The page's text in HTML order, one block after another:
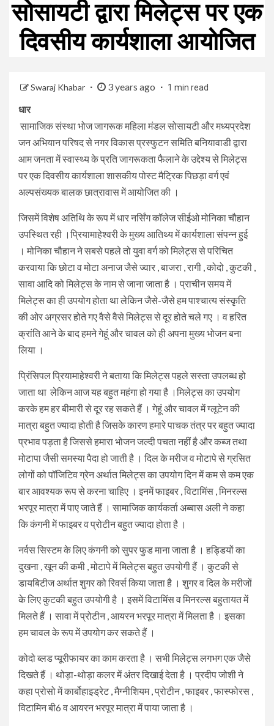
सोसायटी द्वारा मिलेट्स पर एक
दिवसीय कार्यशाला आयोजित
Swaraj Khabar 3 years ago 1 min read
धार
सामाजिक संस्था भोज जागरूक महिला मंडल सोसायटी और मध्यप्रदेश
जन अभियान परिषद से नगर विकास प्रस्फुटन समिति बनियावाडी द्वारा
आम जनता में स्वास्थ्य के प्रति जागरूकता फैलाने के उद्देश्य से मिलेट्स
पर एक दिवसीय कार्यशाला शासकीय पोस्ट मैट्रिक पिछड़ा वर्ग एवं
अल्पसंख्यक बालक छात्रावास में आयोजित की ।
जिसमें विशेष अतिथि के रूप में धार नर्सिंग कॉलेज सीईओ मोनिका चौहान
उपस्थित रही ।प्रियामाहेश्वरी के मुख्य आतिथ्य में कार्यशाला संपन्न हुई
। मोनिका चौहान ने सबसे पहले तो युवा वर्ग को मिलेट्स से परिचित
करवाया कि छोटा व मोटा अनाज जैसे ज्वार , बाजरा , रागी , कोदो , कुटकी ,
सावा आदि को मिलेट्स के नाम से जाना जाता है । प्राचीन समय में
मिलेट्स का ही उपयोग होता था लेकिन जैसे-जैसे हम पाश्चात्य संस्कृति
की ओर अग्रसर होते गए वैसे वैसे मिलेट्स से दूर होते चले गए । व हरित
क्रांति आने के बाद हमने गेहूं और चावल को ही अपना मुख्य भोजन बना
लिया ।
प्रिंसिपल प्रियामाहेश्वरी ने बताया कि मिलेट्स पहले सस्ता उपलब्ध हो
जाता था लेकिन आज यह बहुत महंगा हो गया है ।मिलेट्स का उपयोग
करके हम हर बीमारी से दूर रह सकते हैं । गेहूं और चावल में ग्लूटेन की
मात्रा बहुत ज्यादा होती है जिसके कारण हमारे पाचक तंत्र पर बहुत ज्यादा
प्रभाव पड़ता है जिससे हमारा भोजन जल्दी पचता नहीं है और कब्ज तथा
मोटापा जैसी समस्या पैदा हो जाती है । दिल के मरीज व मोटापे से ग्रसित
लोगों को पॉजिटिव ग्रेन अर्थात मिलेट्स का उपयोग दिन में कम से कम एक
बार आवश्यक रूप से करना चाहिए । इनमें फाइबर , विटामिंस , मिनरल्स
भरपूर मात्रा में पाए जाते हैं । सामाजिक कार्यकर्ता अब्बास अली ने कहा
कि कंगनी में फाइबर व प्रोटीन बहुत ज्यादा होता है ।
नर्वस सिस्टम के लिए कंगनी को सुपर फुड माना जाता है । हड्डियों का
दुखना , खून की कमी , मोटापे में मिलेट्स बहुत उपयोगी हैं । कुटकी से
डायबिटीज अर्थात शुगर को रिवर्स किया जाता है । शुगर व दिल के मरीजों
के लिए कुटकी बहुत उपयोगी है । इसमें विटामिंस व मिनरल्स बहुतायत में
मिलते हैं । सावा में प्रोटीन , आयरन भरपूर मात्रा में मिलता है । इसका
हम चावल के रूप में उपयोग कर सकते हैं ।
कोदो ब्लड प्यूरीफायर का काम करता है । सभी मिलेट्स लगभग एक जैसे
दिखते हैं । थोड़ा-थोड़ा कलर में अंतर दिखाई देता है । प्रदीप जोशी ने
कहा प्रोसो में कार्बोहाइड्रेट , मैग्नीशियम , प्रोटीन , फाइबर , फास्फोरस ,
विटामिन बी6 व आयरन भरपूर मात्रा में पाया जाता है ।